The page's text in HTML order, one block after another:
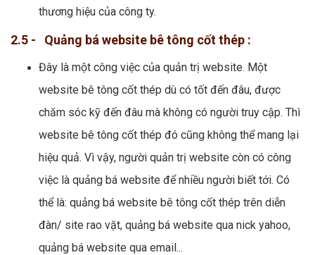
thương hiệu của công ty.
2.5 - Quảng bá website bê tông cốt thép :
Đây là một công việc của quản trị website. Một
website bê tông cốt thép dù có tốt đến đâu, được
chăm sóc kỹ đến đâu mà không có người truy cập. Thì
website bê tông cốt thép đó cũng không thể mang lại
hiệu quả. Vì vậy, người quản trị website còn có công
việc là quảng bá website để nhiều người biết tới. Có
thể là: quảng bá website bê tông cốt thép trên diễn
đàn/ site rao vặt, quảng bá website qua nick yahoo,
quảng bá website qua email...